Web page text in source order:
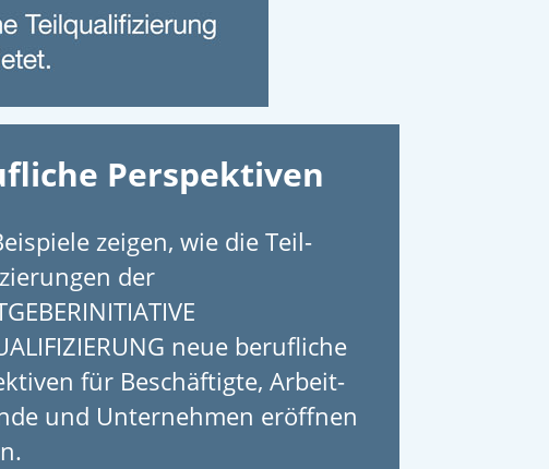
Perspektiven
zeigen, wie die Teil­
der
neue berufliche
für Be­schäf­tig­te, Arbeit­
und Unternehmen eröffnen